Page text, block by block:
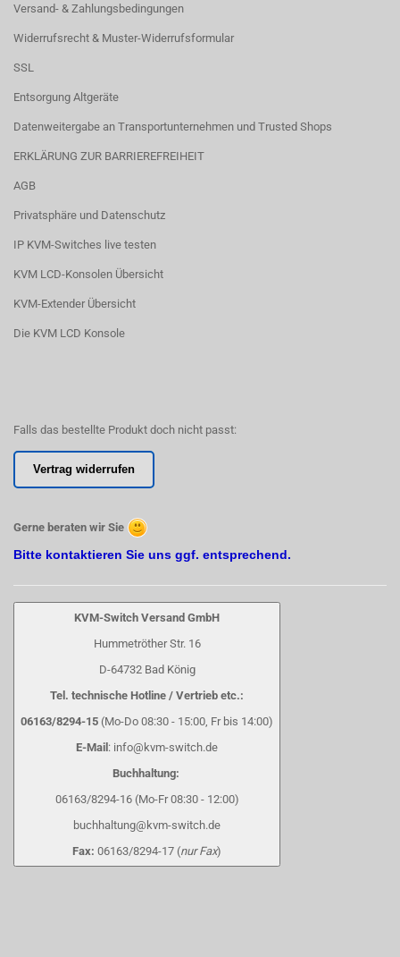
Versand- & Zahlungsbedingungen
Widerrufsrecht & Muster-Widerrufsformular
SSL
Entsorgung Altgeräte
Datenweitergabe an Transportunternehmen und Trusted Shops
ERKLÄRUNG ZUR BARRIEREFREIHEIT
AGB
Privatsphäre und Datenschutz
IP KVM-Switches live testen
KVM LCD-Konsolen Übersicht
KVM-Extender Übersicht
Die KVM LCD Konsole
Falls das bestellte Produkt doch nicht passt:
Vertrag widerrufen
Gerne beraten wir Sie
Bitte kontaktieren Sie uns ggf. entsprechend.
KVM-Switch Versand GmbH
Hummetröther Str. 16
D-64732 Bad König
Tel. technische Hotline / Vertrieb etc.:
06163/8294-15 (Mo-Do 08:30 - 15:00, Fr bis 14:00)
E-Mail : info@kvm-switch.de
Buchhaltung:
06163/8294-16 (Mo-Fr 08:30 - 12:00)
buchhaltung@kvm-switch.de
Fax: 06163/8294-17 (nur Fax)